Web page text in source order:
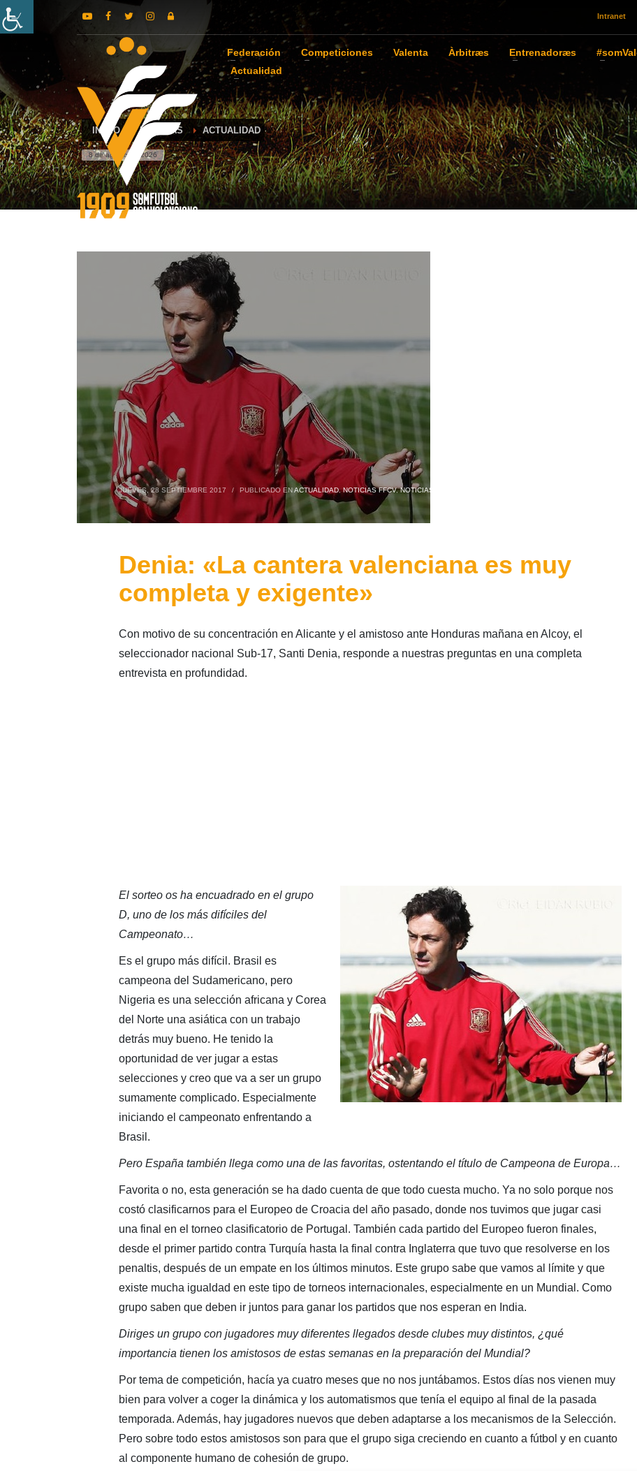
Intranet
Federación Competiciones Valenta Àrbitræs Entrenadoræs
Actualidad
INICIO NOTICIAS ACTUALIDAD
8 de agosto de 2026
JUEVES, 28 SEPTIEMBRE 2017 / PUBLICADO ENACTUALIDAD,NOTICIAS FFCV,NOTICIAS SELECCIONES
Denia: «La cantera valenciana es muy
completa y exigente»
Con motivo de su concentración en Alicante y el amistoso ante Honduras mañana en Alcoy, el
seleccionador nacional Sub-17, Santi Denia, responde a nuestras preguntas en una completa
entrevista en profundidad.
El sorteo os ha encuadrado en el grupo
D, uno de los más difíciles del
Campeonato…
Es el grupo más difícil. Brasil es
campeona del Sudamericano, pero
Nigeria es una selección africana y Corea
del Norte una asiática con un trabajo
detrás muy bueno. He tenido la
oportunidad de ver jugar a estas
selecciones y creo que va a ser un grupo
sumamente complicado. Especialmente
iniciando el campeonato enfrentando a
Brasil.
Pero España también llega como una de las favoritas, ostentando el título de Campeona de Europa…
Favorita o no, esta generación se ha dado cuenta de que todo cuesta mucho. Ya no solo porque nos
costó clasificarnos para el Europeo de Croacia del año pasado, donde nos tuvimos que jugar casi
una final en el torneo clasificatorio de Portugal. También cada partido del Europeo fueron finales,
desde el primer partido contra Turquía hasta la final contra Inglaterra que tuvo que resolverse en los
penaltis, después de un empate en los últimos minutos. Este grupo sabe que vamos al límite y que
existe mucha igualdad en este tipo de torneos internacionales, especialmente en un Mundial. Como
grupo saben que deben ir juntos para ganar los partidos que nos esperan en India.
Diriges un grupo con jugadores muy diferentes llegados desde clubes muy distintos, ¿qué
importancia tienen los amistosos de estas semanas en la preparación del Mundial?
Por tema de competición, hacía ya cuatro meses que no nos juntábamos. Estos días nos vienen muy
bien para volver a coger la dinámica y los automatismos que tenía el equipo al final de la pasada
temporada. Además, hay jugadores nuevos que deben adaptarse a los mecanismos de la Selección.
Pero sobre todo estos amistosos son para que el grupo siga creciendo en cuanto a fútbol y en cuanto
al componente humano de cohesión de grupo.